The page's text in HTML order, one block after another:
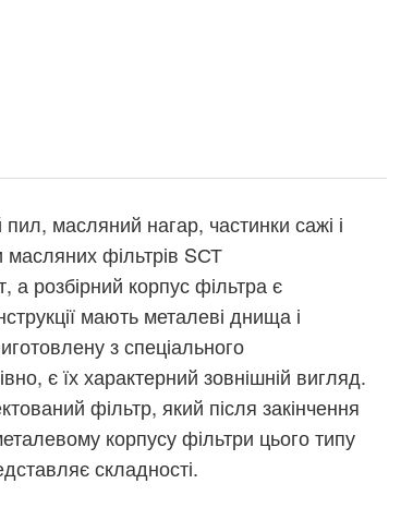
масляний нагар, частинки сажі і
масляних фільтрів SСТ
розбірний корпус фільтра є
мають металеві днища і
з спеціального
є їх характерний зовнішній вигляд.
фільтр, який після закінчення
корпусу фільтри цього типу
складності.